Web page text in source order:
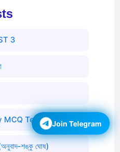
3
MCQ Test 1
(অনুবাদ-শঙ্কু ঘোষ)
Join Telegram